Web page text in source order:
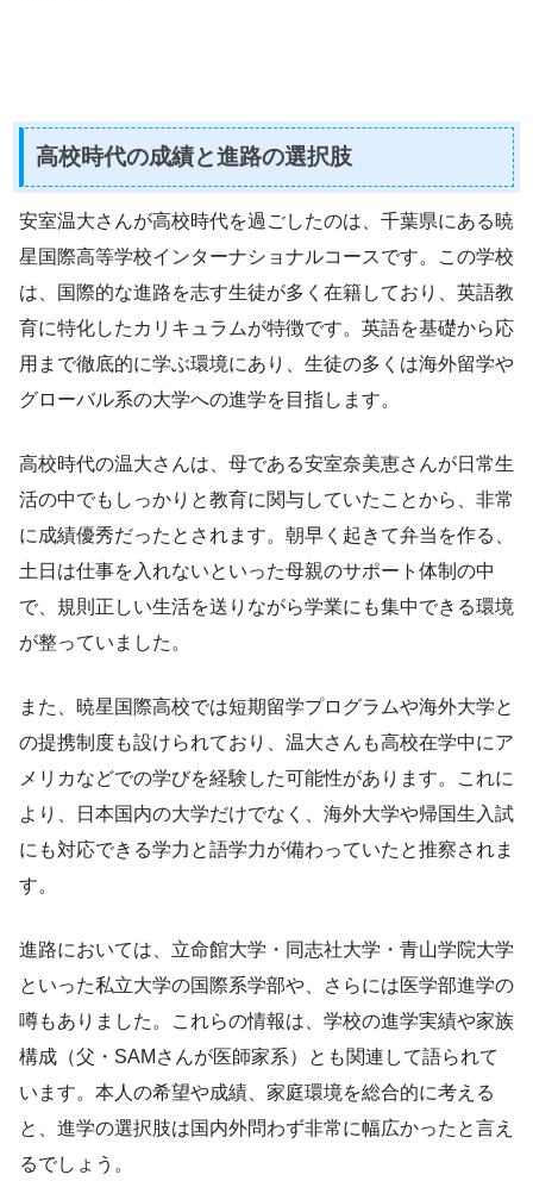
高校時代の成績と進路の選択肢
安室温大さんが高校時代を過ごしたのは、千葉県にある暁
星国際高等学校インターナショナルコースです。この学校
は、国際的な進路を志す生徒が多く在籍しており、英語教
育に特化したカリキュラムが特徴です。英語を基礎から応
用まで徹底的に学ぶ環境にあり、生徒の多くは海外留学や
グローバル系の大学への進学を目指します。
高校時代の温大さんは、母である安室奈美恵さんが日常生
活の中でもしっかりと教育に関与していたことから、非常
に成績優秀だったとされます。朝早く起きて弁当を作る、
土日は仕事を入れないといった母親のサポート体制の中
で、規則正しい生活を送りながら学業にも集中できる環境
が整っていました。
また、暁星国際高校では短期留学プログラムや海外大学と
の提携制度も設けられており、温大さんも高校在学中にア
メリカなどでの学びを経験した可能性があります。これに
より、日本国内の大学だけでなく、海外大学や帰国生入試
にも対応できる学力と語学力が備わっていたと推察されま
す。
進路においては、立命館大学・同志社大学・青山学院大学
といった私立大学の国際系学部や、さらには医学部進学の
噂もありました。これらの情報は、学校の進学実績や家族
構成（父・SAMさんが医師家系）とも関連して語られて
います。本人の希望や成績、家庭環境を総合的に考える
と、進学の選択肢は国内外問わず非常に幅広かったと言え
るでしょう。